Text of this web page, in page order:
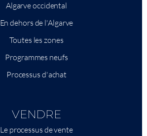
Algarve occidental
En dehors de l'Algarve
Toutes les zones
Programmes neufs
Processus d'achat
VENDRE
Le processus de vente